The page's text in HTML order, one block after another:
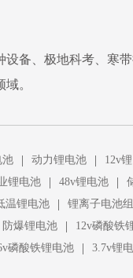
设备、极地科考、寒
。
池 | 动力锂电池 |
12v
锂电池 | 48v锂电池 |
温锂电池 |
锂离子电池组
防爆锂电池 |
12v磷酸铁
磷酸铁锂电池 | 3.7v锂